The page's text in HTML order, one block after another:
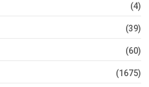
(4)
(39)
(60)
(1675)